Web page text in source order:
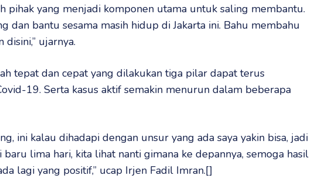
pihak yang menjadi komponen utama untuk saling membantu.
dan bantu sesama masih hidup di Jakarta ini. Bahu membahu
ujarnya.
tepat dan cepat yang dilakukan tiga pilar dapat terus
19. Serta kasus aktif semakin menurun dalam beberapa
ini kalau dihadapi dengan unsur yang ada saya yakin bisa, jadi
baru lima hari, kita lihat nanti gimana ke depannya, semoga hasil
lagi yang positif,” ucap Irjen Fadil Imran.[]